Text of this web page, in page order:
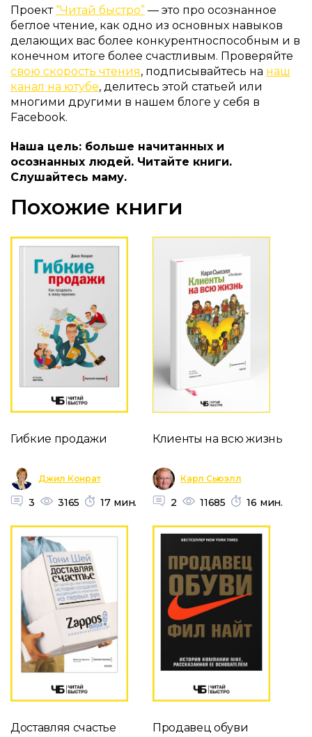
Проект “Читай быстро” — это про осознанное
беглое чтение, как одно из основных навыков
делающих вас более конкурентноспособным и в
конечном итоге более счастливым. Проверяйте
свою скорость чтения, подписывайтесь на наш
канал на ютубе, делитесь этой статьей или
многими другими в нашем блоге у себя в
Facebook.
Наша цель: больше начитанных и
осознанных людей. Читайте книги.
Слушайтесь маму.
Похожие книги
Гибкие продажи
Джил Конрат
3 3165 17 мин.
Клиенты на всю жизнь
Карл Сьюэлл
2 11685 16 мин.
Доставляя счастье Продавец обуви